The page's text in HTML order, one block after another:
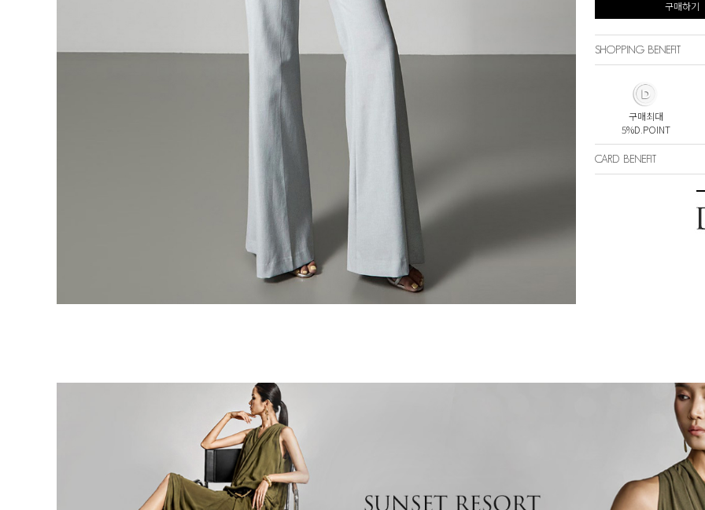
구매하기
SHOPPING BENEFIT
구매최대
5%D.POINT
CARD BENEFIT